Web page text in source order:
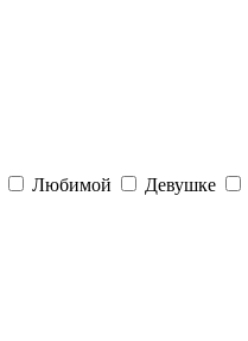
Любимой Девушке